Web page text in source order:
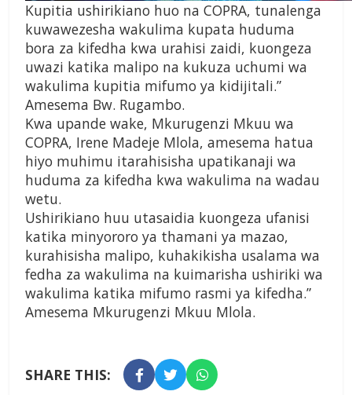
Kupitia ushirikiano huo na COPRA, tunalenga
kuwawezesha wakulima kupata huduma
bora za kifedha kwa urahisi zaidi, kuongeza
uwazi katika malipo na kukuza uchumi wa
wakulima kupitia mifumo ya kidijitali.”
Amesema Bw. Rugambo.
Kwa upande wake, Mkurugenzi Mkuu wa
COPRA, Irene Madeje Mlola, amesema hatua
hiyo muhimu itarahisisha upatikanaji wa
huduma za kifedha kwa wakulima na wadau
wetu.
Ushirikiano huu utasaidia kuongeza ufanisi
katika minyororo ya thamani ya mazao,
kurahisisha malipo, kuhakikisha usalama wa
fedha za wakulima na kuimarisha ushiriki wa
wakulima katika mifumo rasmi ya kifedha.”
Amesema Mkurugenzi Mkuu Mlola.
SHARE THIS: